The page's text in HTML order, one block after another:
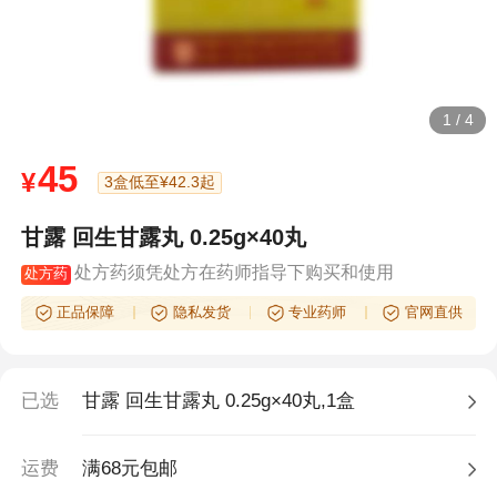
1 / 4
¥45 3盒低至¥42.3起
甘露 回生甘露丸 0.25g×40丸
处方药 处方药须凭处方在药师指导下购买和使用
正品保障 隐私发货 专业药师 官网直供
已选 甘露 回生甘露丸 0.25g×40丸,1盒
运费 满68元包邮